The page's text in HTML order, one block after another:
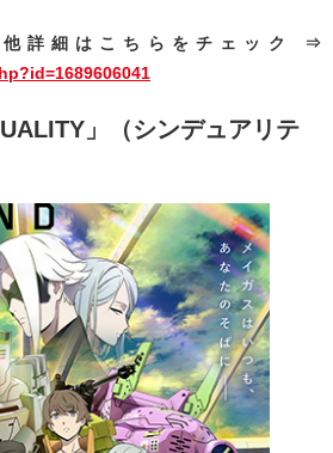
詳細はこちらをチェック ⇒
」（シンデュアリテ